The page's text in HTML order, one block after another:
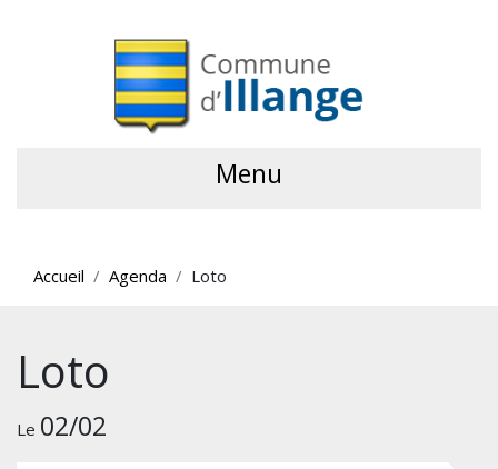
Menu
Accueil Agenda Loto
Loto
Le 02/02